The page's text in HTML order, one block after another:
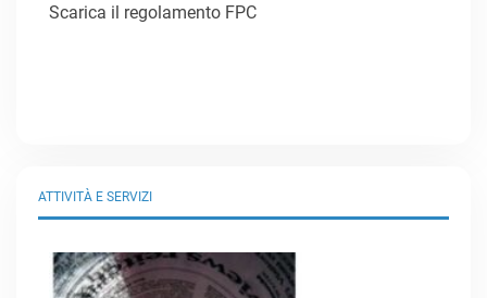
Scarica il regolamento FPC
ATTIVITÀ E SERVIZI